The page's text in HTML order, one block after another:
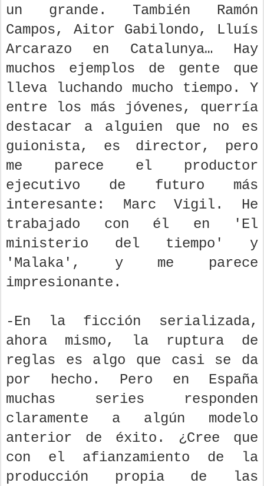
un grande. También Ramón
Campos, Aitor Gabilondo, Lluís
Arcarazo en Catalunya… Hay
muchos ejemplos de gente que
lleva luchando mucho tiempo. Y
entre los más jóvenes, querría
destacar a alguien que no es
guionista, es director, pero
me parece el productor
ejecutivo de futuro más
interesante: Marc Vigil. He
trabajado con él en 'El
ministerio del tiempo' y
'Malaka', y me parece
impresionante.
-En la ficción serializada,
ahora mismo, la ruptura de
reglas es algo que casi se da
por hecho. Pero en España
muchas series responden
claramente a algún modelo
anterior de éxito. ¿Cree que
con el afianzamiento de la
producción propia de las